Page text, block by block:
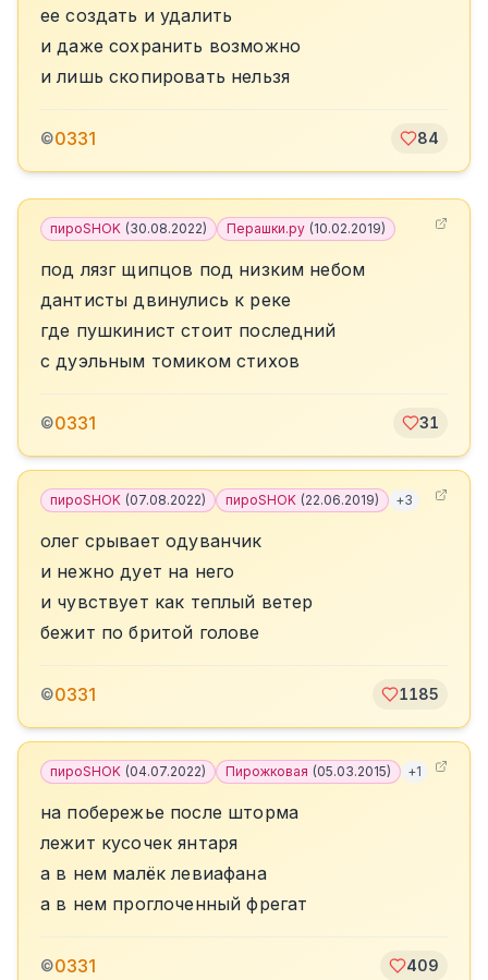
ее создать и удалить
и даже сохранить возможно
и лишь скопировать нельзя
©0331 84
пироSHOK (30.08.2022) Перашки.ру (10.02.2019)
под лязг щипцов под низким небом
дантисты двинулись к реке
где пушкинист стоит последний
с дуэльным томиком стихов
©0331 31
пироSHOK (07.08.2022) пироSHOK (22.06.2019) +3
олег срывает одуванчик
и нежно дует на него
и чувствует как теплый ветер
бежит по бритой голове
©0331 1185
пироSHOK (04.07.2022) Пирожковая (05.03.2015) +1
на побережье после шторма
лежит кусочек янтаря
а в нем малёк левиафана
а в нем проглоченный фрегат
©0331 409